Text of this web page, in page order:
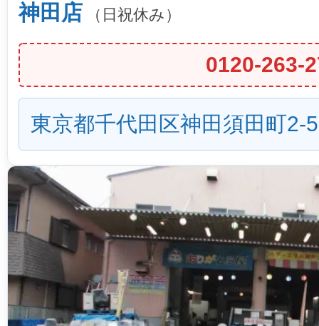
神田店 （日祝休み）
0120-263-
東京都千代田区神田須田町2-